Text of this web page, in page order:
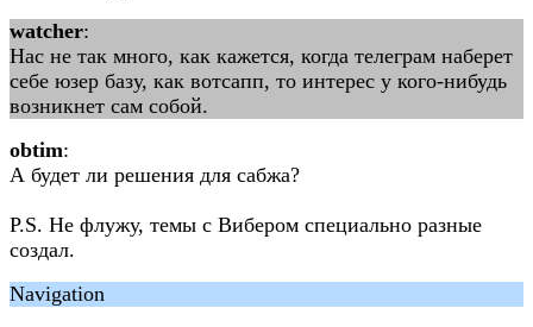
watcher:
Нас не так много, как кажется, когда телеграм наберет
себе юзер базу, как вотсапп, то интерес у кого-нибудь
возникнет сам собой.
obtim:
А будет ли решения для сабжа?
P.S. Не флужу, темы с Вибером специально разные
создал.
Navigation